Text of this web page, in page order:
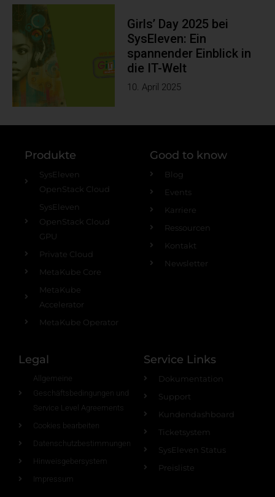
Girls’ Day 2025 bei
SysEleven: Ein
spannender Einblick in
die IT-Welt
10. April 2025
Produkte
SysEleven
OpenStack Cloud
SysEleven
OpenStack Cloud
GPU
Private Cloud
MetaKube Core
MetaKube
Accelerator
MetaKube Operator
Good to know
Blog
Events
Karriere
Ressourcen
Kontakt
Newsletter
Legal
Allgemeine
Geschäftsbedingungen und
Service Level Agreements
Cookies bearbeiten
Datenschutzbestimmungen
Hinweisgebersystem
Impressum
Service Links
Dokumentation
Support
Kundendashboard
Ticketsystem
SysEleven Status
Preisliste